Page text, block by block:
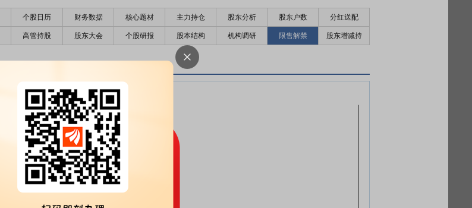
个股日历 财务数据 核心题材 主力持仓 股东分析 股东户数 分红送配
高管持股 股东大会 个股研报 股本结构 机构调研 限售解禁 股东增减持